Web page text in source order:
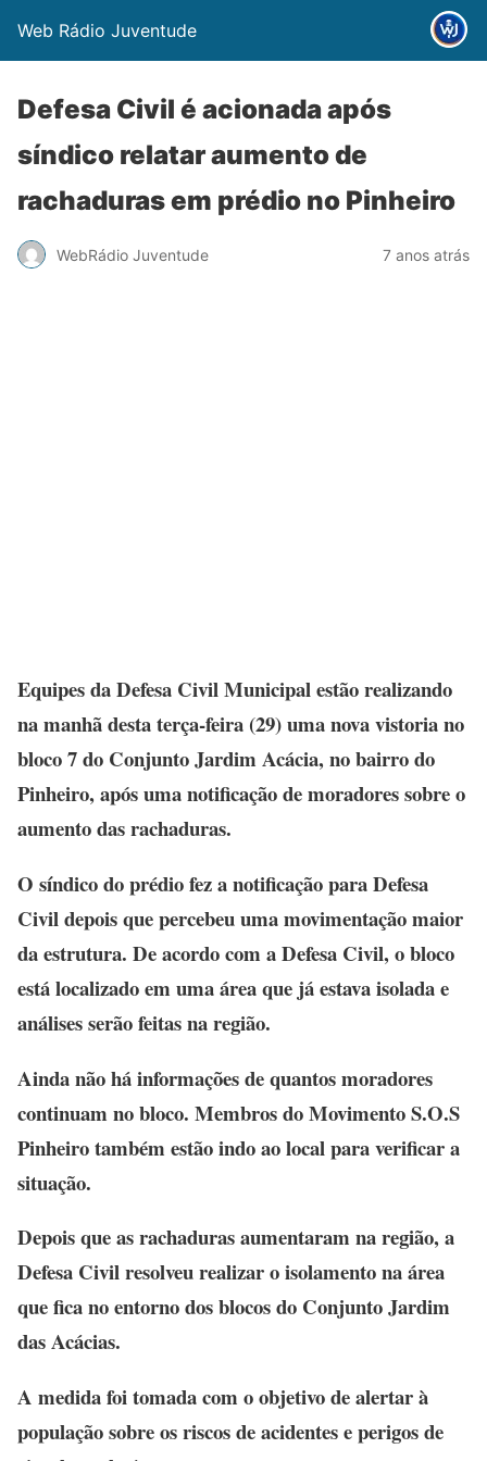
Web Rádio Juventude
Defesa Civil é acionada após
síndico relatar aumento de
rachaduras em prédio no Pinheiro
WebRádio Juventude 7 anos atrás
Equipes da Defesa Civil Municipal estão realizando
na manhã desta terça-feira (29) uma nova vistoria no
bloco 7 do Conjunto Jardim Acácia, no bairro do
Pinheiro, após uma notificação de moradores sobre o
aumento das rachaduras.
O síndico do prédio fez a notificação para Defesa
Civil depois que percebeu uma movimentação maior
da estrutura. De acordo com a Defesa Civil, o bloco
está localizado em uma área que já estava isolada e
análises serão feitas na região.
Ainda não há informações de quantos moradores
continuam no bloco. Membros do Movimento S.O.S
Pinheiro também estão indo ao local para verificar a
situação.
Depois que as rachaduras aumentaram na região, a
Defesa Civil resolveu realizar o isolamento na área
que fica no entorno dos blocos do Conjunto Jardim
das Acácias.
A medida foi tomada com o objetivo de alertar à
população sobre os riscos de acidentes e perigos de